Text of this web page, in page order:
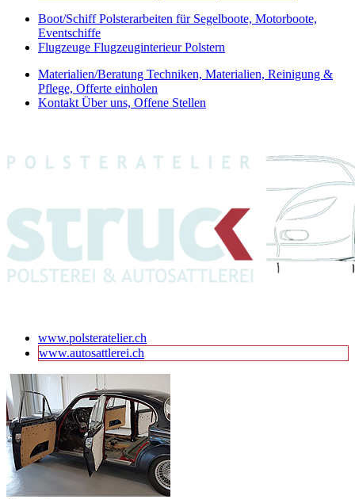
Boot/SchiffPolsterarbeiten für Segelboote, Motorboote,
Eventschiffe
Flugzeuge Flugzeuginterieur Polstern
Materialien/Beratung Techniken, Materialien, Reinigung &
Pflege, Offerte einholen
KontaktÜber uns, Offene Stellen
www.polsteratelier.ch
www.autosattlerei.ch